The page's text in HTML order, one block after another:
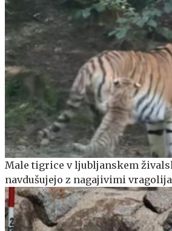
Male tigrice v ljubljanskem
navdušujejo z nagajivimi